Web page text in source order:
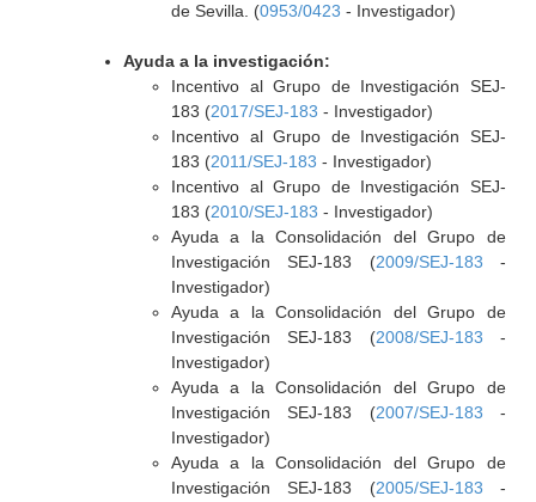
de Sevilla. (0953/0423 - Investigador)
Ayuda a la investigación:
Incentivo al Grupo de Investigación SEJ-
183 (2017/SEJ-183 - Investigador)
Incentivo al Grupo de Investigación SEJ-
183 (2011/SEJ-183 - Investigador)
Incentivo al Grupo de Investigación SEJ-
183 (2010/SEJ-183 - Investigador)
Ayuda a la Consolidación del Grupo de
Investigación SEJ-183 (2009/SEJ-183 -
Investigador)
Ayuda a la Consolidación del Grupo de
Investigación SEJ-183 (2008/SEJ-183 -
Investigador)
Ayuda a la Consolidación del Grupo de
Investigación SEJ-183 (2007/SEJ-183 -
Investigador)
Ayuda a la Consolidación del Grupo de
Investigación SEJ-183 (2005/SEJ-183 -